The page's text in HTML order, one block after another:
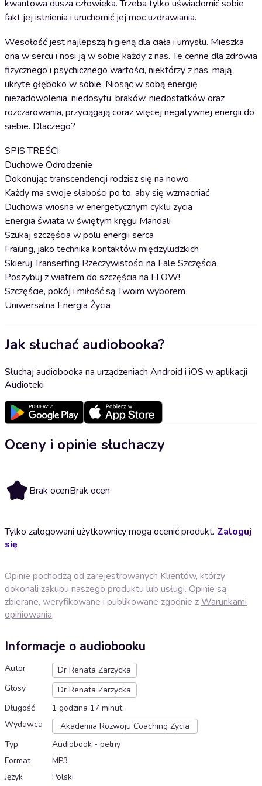
kwantowa dusza człowieka. Trzeba tylko uświadomić sobie
fakt jej istnienia i uruchomić jej moc uzdrawiania.
Wesołość jest najlepszą higieną dla ciała i umysłu. Mieszka
ona w sercu i nosi ją w sobie każdy z nas. Te cenne dla zdrowia
fizycznego i psychicznego wartości, niektórzy z nas, mają
ukryte głęboko w sobie. Niosąc w sobą energię
niezadowolenia, niedosytu, braków, niedostatków oraz
rozczarowania, przyciągają coraz więcej negatywnej energii do
siebie. Dlaczego?
SPIS TREŚCI:
Duchowe Odrodzenie
Dokonując transcendencji rodzisz się na nowo
Każdy ma swoje słabości po to, aby się wzmacniać
Duchowa wiosna w energetycznym cyklu życia
Energia świata w świętym kręgu Mandali
Szukaj szczęścia w polu energii serca
Frailing, jako technika kontaktów międzyludzkich
Skieruj Transerfing Rzeczywistości na Fale Szczęścia
Poszybuj z wiatrem do szczęścia na FLOW!
Szczęście, pokój i miłość są Twoim wyborem
Uniwersalna Energia Życia
Jak słuchać audiobooka?
Słuchaj audiobooka na urządzeniach Android i iOS w aplikacji
Audioteki
Oceny i opinie słuchaczy
Brak ocenBrak ocen
Tylko zalogowani użytkownicy mogą ocenić produkt. Zaloguj
się
Opinie pochodzą od zarejestrowanych Klientów, którzy
dokonali zakupu naszego produktu lub usługi. Opinie są
zbierane, weryfikowane i publikowane zgodnie zWarunkami
opiniowania.
Informacje o audiobooku
Autor
Dr Renata Zarzycka
Głosy
Dr Renata Zarzycka
Długość
1 godzina 17 minut
Wydawca
Akademia Rozwoju Coaching Życia
Typ
Audiobook - pełny
Format
MP3
Język
Polski